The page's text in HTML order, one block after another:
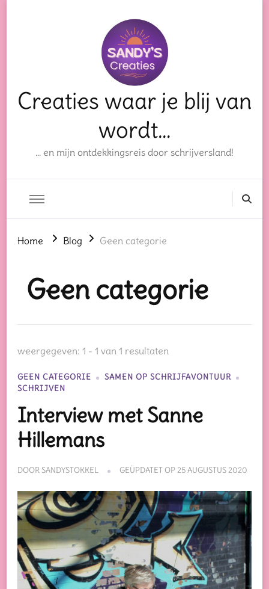
Creaties waar je blij van
wordt…
… en mijn ontdekkingsreis door schrijversland!
Home Blog Geen categorie
Geen categorie
weergegeven: 1 - 1 van 1 resultaten
GEEN CATEGORIE
SAMEN OP SCHRIJFAVONTUUR
SCHRIJVEN
Interview met Sanne
Hillemans
DOORSANDYSTOKKEL GEÜPDATET OP25 AUGUSTUS 2020